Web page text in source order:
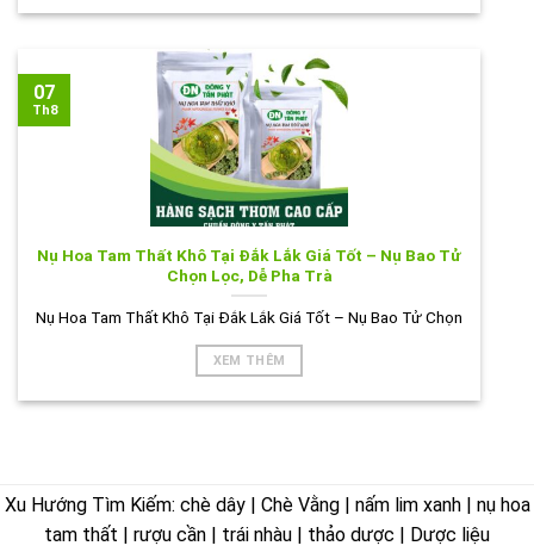
Nụ Hoa Tam Thất Khô Tại Đắk Lắk Giá Tốt – Nụ Bao Tử
Chọn Lọc, Dễ Pha Trà
Nụ Hoa Tam Thất Khô Tại Đắk Lắk Giá Tốt – Nụ Bao Tử Chọn
XEM THÊM
07
Th8
Xu Hướng Tìm Kiếm: chè dây | Chè Vằng | nấm lim xanh | nụ hoa
tam thất | rượu cần | trái nhàu | thảo dược | Dược liệu